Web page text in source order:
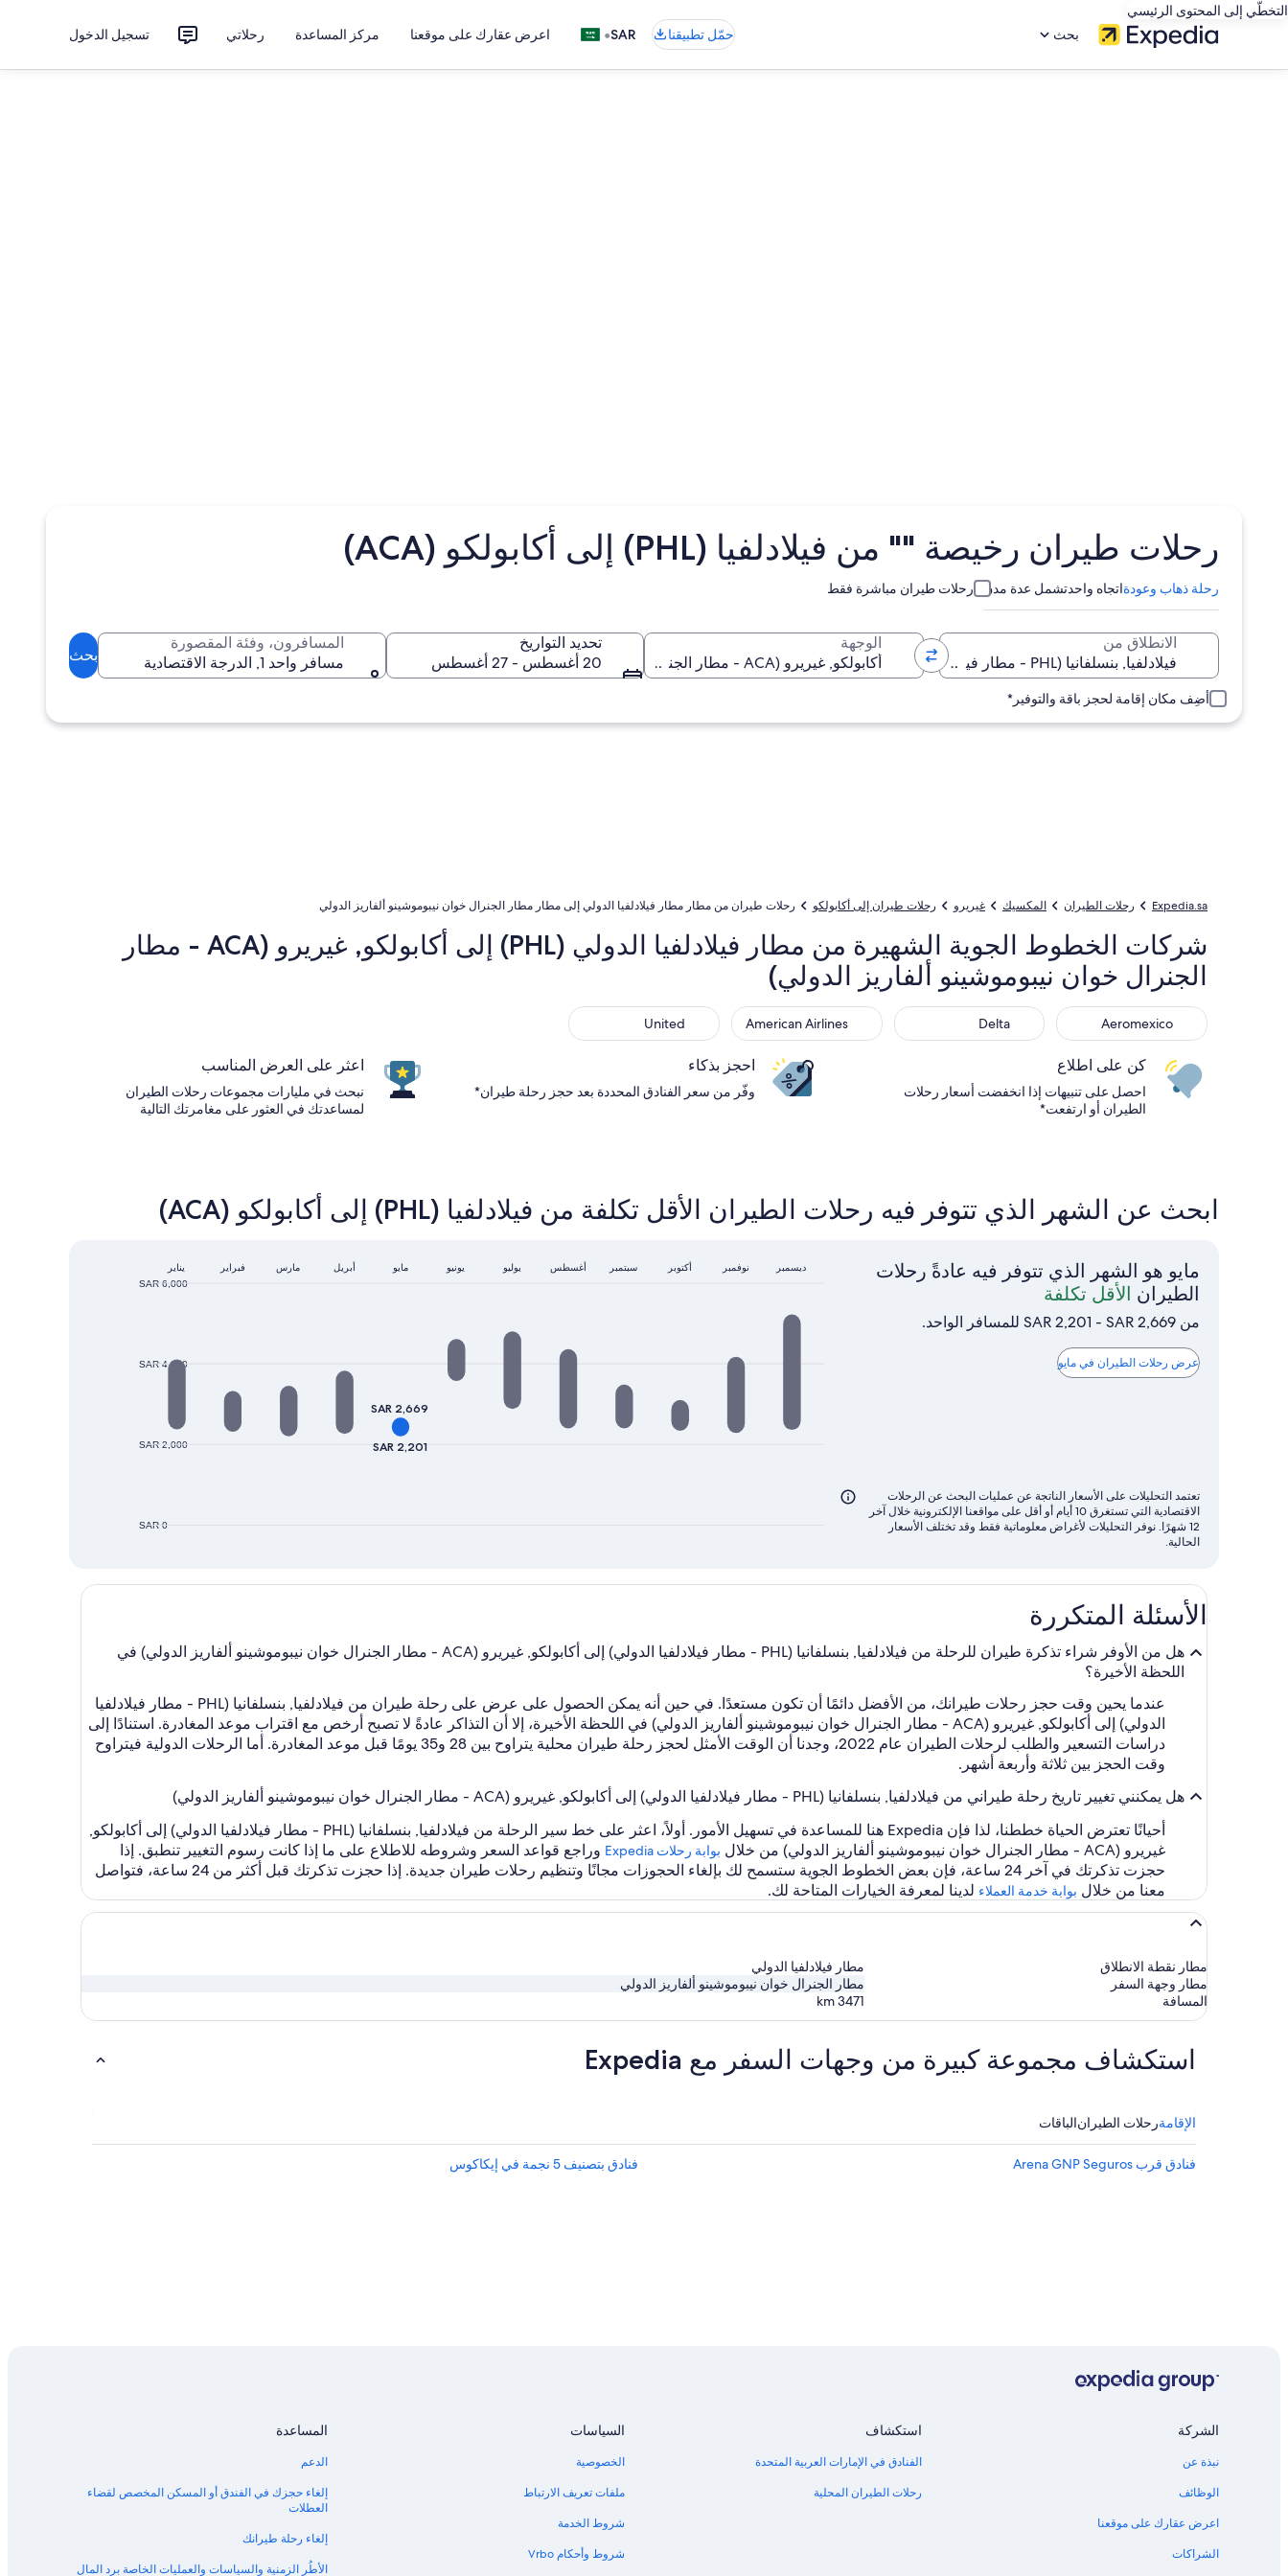
التخطّي إلى المحتوى الرئيسي
بحث
حمّل تطبيقنا SAR
• اعرض عقارك على موقعنا مركز المساعدة رحلاتي تسجيل الدخول
رحلات طيران رخيصة "" من فيلادلفيا (PHL) إلى أكابولكو (ACA)
رحلة ذهاب وعودةاتجاه واحدتشمل عدة مدن رحلات طيران مباشرة فقط
الانطلاق من الوجهة
تحديد التواريخ
20 أغسطس - 27 أغسطس
المسافرون، وفئة المقصورة
مسافر واحد 1, الدرجة الاقتصادية
بحث
أضِف مكان إقامة لحجز باقة والتوفير*
Expedia.sa رحلات الطيران المكسيك غيريرو رحلات طيران إلى أكابولكو رحلات طيران من مطار مطار فيلادلفيا الدولي إلى مطار مطار الجنرال خوان نيبوموشينو ألفاريز الدولي
شركات الخطوط الجوية الشهيرة من مطار فيلادلفيا الدولي (PHL) إلى أكابولكو, غيريرو (ACA - مطار
الجنرال خوان نيبوموشينو ألفاريز الدولي)
Aeromexico
Aeromexico
Delta Delta
American Airlines
American Airlines
UnitedUnited
كن على اطلاع
احصل على تنبيهات إذا انخفضت أسعار رحلات
الطيران أو ارتفعت*
احجز بذكاء
وفّر من سعر الفنادق المحددة بعد حجز رحلة طيران*
اعثر على العرض المناسب
نبحث في مليارات مجموعات رحلات الطيران
لمساعدتك في العثور على مغامرتك التالية
ابحث عن الشهر الذي تتوفر فيه رحلات الطيران الأقل تكلفة من فيلادلفيا (PHL) إلى أكابولكو (ACA)
مايو هو الشهر الذي تتوفر فيه عادةً رحلات
الطيران الأقل تكلفة
هو
الأقل
تكلفة
من SAR 2,201 - SAR 2,669 للمسافر الواحد.
عرض رحلات الطيران في مايو
SAR 0
SAR 2,000
SAR 4,000
SAR 6,000
يناير فبراير مارس أبريل مايو يونيو يوليو أغسطس سبتمبر أكتوبر نوفمبر ديسمبر
SAR 2,201
SAR 2,669
تعتمد التحليلات على الأسعار الناتجة عن عمليات البحث عن الرحلات
الاقتصادية التي تستغرق 10 أيام أو أقل على مواقعنا الإلكترونية خلال آخر
12 شهرًا. نوفر التحليلات لأغراض معلوماتية فقط وقد تختلف الأسعار
الحالية.
الأسئلة المتكررة
هل من الأوفر شراء تذكرة طيران للرحلة من فيلادلفيا, بنسلفانيا (PHL - مطار فيلادلفيا الدولي) إلى أكابولكو, غيريرو (ACA - مطار الجنرال خوان نيبوموشينو ألفاريز الدولي) في
اللحظة الأخيرة؟
عندما يحين وقت حجز رحلات طيرانك، من الأفضل دائمًا أن تكون مستعدًا. في حين أنه يمكن الحصول على عرض على رحلة طيران من فيلادلفيا, بنسلفانيا (PHL - مطار فيلادلفيا
الدولي) إلى أكابولكو, غيريرو (ACA - مطار الجنرال خوان نيبوموشينو ألفاريز الدولي) في اللحظة الأخيرة، إلا أن التذاكر عادةً لا تصبح أرخص مع اقتراب موعد المغادرة. استنادًا إلى
دراسات التسعير والطلب لرحلات الطيران عام 2022، وجدنا أن الوقت الأمثل لحجز رحلة طيران محلية يتراوح بين 28 و35 يومًا قبل موعد المغادرة. أما الرحلات الدولية فيتراوح
وقت الحجز بين ثلاثة وأربعة أشهر.
هل يمكنني تغيير تاريخ رحلة طيراني من فيلادلفيا, بنسلفانيا (PHL - مطار فيلادلفيا الدولي) إلى أكابولكو, غيريرو (ACA - مطار الجنرال خوان نيبوموشينو ألفاريز الدولي)
أحيانًا تعترض الحياة خططنا، لذا فإن Expedia هنا للمساعدة في تسهيل الأمور. أولاً، اعثر على خط سير الرحلة من فيلادلفيا, بنسلفانيا (PHL - مطار فيلادلفيا الدولي) إلى أكابولكو,
غيريرو (ACA - مطار الجنرال خوان نيبوموشينو ألفاريز الدولي) من خلال
بوابة رحلات Expedia‏
وراجع قواعد السعر وشروطه للاطلاع على ما إذا كانت رسوم التغيير تنطبق. إذا
حجزت تذكرتك في آخر 24 ساعة، فإن بعض الخطوط الجوية ستسمح لك بإلغاء الحجوزات مجانًا وتنظيم رحلات طيران جديدة. إذا حجزت تذكرتك قبل أكثر من 24 ساعة، فتواصل
معنا من خلال بوابة خدمة العملاء لدينا لمعرفة الخيارات المتاحة لك.
مطار نقطة الانطلاق
مطار فيلادلفيا الدولي
مطار وجهة السفر
مطار الجنرال خوان نيبوموشينو ألفاريز الدولي
المسافة
3471
km
استكشاف مجموعة كبيرة من وجهات السفر مع Expedia
الإقامةرحلات الطيرانالباقات
فنادق قرب Arena GNP Seguros فنادق بتصنيف 5 نجمة في إيكاكوس
الشركة
نبذة عن
الوظائف
اعرض عقارك على موقعنا
الشراكات
استكشاف
الفنادق في الإمارات العربية المتحدة
رحلات الطيران المحلية
السياسات
الخصوصية
ملفات تعريف الارتباط
شروط الخدمة
شروط وأحكام Vrbo
المساعدة
الدعم
إلغاء حجزك في الفندق أو المسكن المخصص لقضاء
العطلات
إلغاء رحلة طيرانك
الأطُر الزمنية والسياسات والعمليات الخاصة برد المال